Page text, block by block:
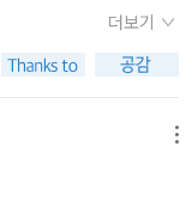
.(105p)” 아마도 자
블롱크스와 같은
하고 쓸쓸한 이야기
말벗이 되어준 것을
세상엔 “사랑이 넘
, 만나고, 발견하고,
나 그들의 도시이지
쪽)라고 쓴다.
장이자 토론하고 소
는 내 자신을 있는
까지 몸으로 살아
남자처럼 나 또한 도
지도 모르겠다. 그와
이 있다. 고닉의 레너
에 물이 반밖에 없
나기보다는 가끔
아니라도 다양하게
뒤로 갈수록 사람과
, 용기와 고독으로
와 아들>에서 아
혼란을 겪으며 속으
면, 아빠가 아는 건
는 사람임의 자각,
는 것처럼, 있는 그
들을 생생한 활기
생의 곡절을 모두 이
내는 글을 쓰는 고닉
바로 다른 집이 보
는 것 같아 당황했고,
영화의 한 장면처
그래서 스스로를 ‘짝
더보기